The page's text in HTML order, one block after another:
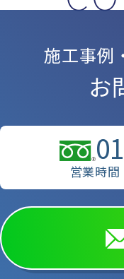
施工事例
お
営業時